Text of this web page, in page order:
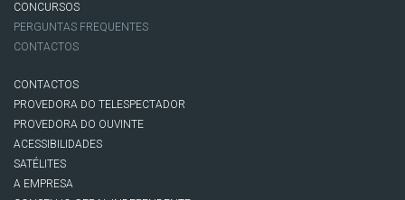
CONCURSOS
PERGUNTAS FREQUENTES
CONTACTOS
CONTACTOS
PROVEDORA DO TELESPECTADOR
PROVEDORA DO OUVINTE
ACESSIBILIDADES
SATÉLITES
A EMPRESA